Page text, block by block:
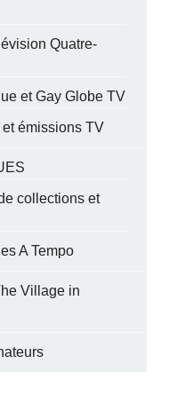
Quatre-
et Gay Globe TV
émissions TV
collections et
A Tempo
Village in